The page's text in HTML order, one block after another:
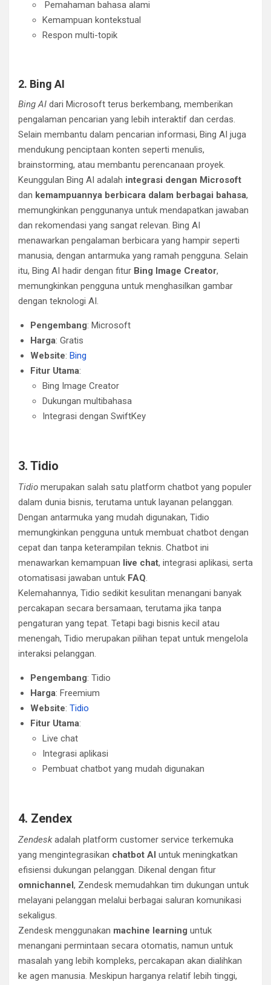
Pemahaman bahasa alami
Kemampuan kontekstual
Respon multi-topik
2. Bing AI
Bing AI dari Microsoft terus berkembang, memberikan
pengalaman pencarian yang lebih interaktif dan cerdas.
Selain membantu dalam pencarian informasi, Bing AI juga
mendukung penciptaan konten seperti menulis,
brainstorming, atau membantu perencanaan proyek.
Keunggulan Bing AI adalah integrasi dengan Microsoft
dan kemampuannya berbicara dalam berbagai bahasa,
memungkinkan penggunanya untuk mendapatkan jawaban
dan rekomendasi yang sangat relevan. Bing AI
menawarkan pengalaman berbicara yang hampir seperti
manusia, dengan antarmuka yang ramah pengguna. Selain
itu, Bing AI hadir dengan fitur Bing Image Creator,
memungkinkan pengguna untuk menghasilkan gambar
dengan teknologi AI.
Pengembang: Microsoft
Harga: Gratis
Website: Bing
Fitur Utama:
Bing Image Creator
Dukungan multibahasa
Integrasi dengan SwiftKey
3. Tidio
Tidio merupakan salah satu platform chatbot yang populer
dalam dunia bisnis, terutama untuk layanan pelanggan.
Dengan antarmuka yang mudah digunakan, Tidio
memungkinkan pengguna untuk membuat chatbot dengan
cepat dan tanpa keterampilan teknis. Chatbot ini
menawarkan kemampuan live chat, integrasi aplikasi, serta
otomatisasi jawaban untuk FAQ.
Kelemahannya, Tidio sedikit kesulitan menangani banyak
percakapan secara bersamaan, terutama jika tanpa
pengaturan yang tepat. Tetapi bagi bisnis kecil atau
menengah, Tidio merupakan pilihan tepat untuk mengelola
interaksi pelanggan.
Pengembang: Tidio
Harga: Freemium
Website: Tidio
Fitur Utama:
Live chat
Integrasi aplikasi
Pembuat chatbot yang mudah digunakan
4. Zendex
Zendeskadalah platform customer service terkemuka
yang mengintegrasikan chatbot AI untuk meningkatkan
efisiensi dukungan pelanggan. Dikenal dengan fitur
omnichannel, Zendesk memudahkan tim dukungan untuk
melayani pelanggan melalui berbagai saluran komunikasi
sekaligus.
Zendesk menggunakan machine learning untuk
menangani permintaan secara otomatis, namun untuk
masalah yang lebih kompleks, percakapan akan dialihkan
ke agen manusia. Meskipun harganya relatif lebih tinggi,